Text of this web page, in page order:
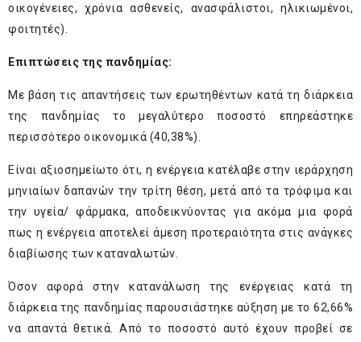
οικογένειες, χρόνια ασθενείς, ανασφάλιστοι, ηλικιωμένοι,
φοιτητές).
Επιπτώσεις της πανδημίας:
Με βάση τις απαντήσεις των ερωτηθέντων κατά τη διάρκεια
της πανδημίας το μεγαλύτερο ποσοστό επηρεάστηκε
περισσότερο οικονομικά (40,38%).
Είναι αξιοσημείωτο ότι, η ενέργεια κατέλαβε στην ιεράρχηση
μηνιαίων δαπανών την τρίτη θέση, μετά από τα τρόφιμα και
την υγεία/ φάρμακα, αποδεικνύοντας για ακόμα μια φορά
πως η ενέργεια αποτελεί άμεση προτεραιότητα στις ανάγκες
διαβίωσης των καταναλωτών.
Όσον αφορά στην κατανάλωση της ενέργειας κατά τη
διάρκεια της πανδημίας παρουσιάστηκε αύξηση με το 62,66%
να απαντά θετικά. Από το ποσοστό αυτό έχουν προβεί σε